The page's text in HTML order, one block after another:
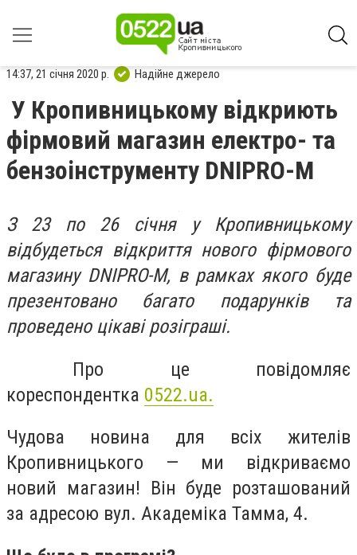
14:37, 21 січня 2020 р. Надійне джерело
У Кропивницькому відкриють
фірмовий магазин електро- та
бензоінструменту DNIPRO-M
З 23 по 26 січня у Кропивницькому
відбудеться відкриття нового фірмового
магазину DNIPRO-M, в рамках якого буде
презентовано багато подарунків та
проведено цікаві розіграші.
Про це повідомляє
кореспондентка 0522.ua.
Чудова новина для всіх жителів
Кропивницького — ми відкриваємо
новий магазин! Він буде розташований
за адресою вул. Академіка Тамма, 4.